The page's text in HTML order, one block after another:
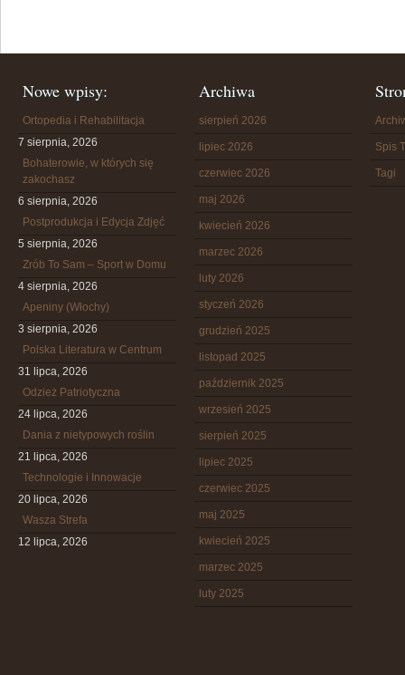
Nowe wpisy:
Ortopedia i Rehabilitacja
7 sierpnia, 2026
Bohaterowie, w których się
zakochasz
6 sierpnia, 2026
Postprodukcja i Edycja Zdjęć
5 sierpnia, 2026
Zrób To Sam – Sport w Domu
4 sierpnia, 2026
Apeniny (Włochy)
3 sierpnia, 2026
Polska Literatura w Centrum
31 lipca, 2026
Odzież Patriotyczna
24 lipca, 2026
Dania z nietypowych roślin
21 lipca, 2026
Technologie i Innowacje
20 lipca, 2026
Wasza Strefa
12 lipca, 2026
Archiwa
sierpień 2026
lipiec 2026
czerwiec 2026
maj 2026
kwiecień 2026
marzec 2026
luty 2026
styczeń 2026
grudzień 2025
listopad 2025
październik 2025
wrzesień 2025
sierpień 2025
lipiec 2025
czerwiec 2025
maj 2025
kwiecień 2025
marzec 2025
luty 2025
Spis
Tagi